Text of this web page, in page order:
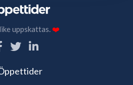
uppskattas.❤️